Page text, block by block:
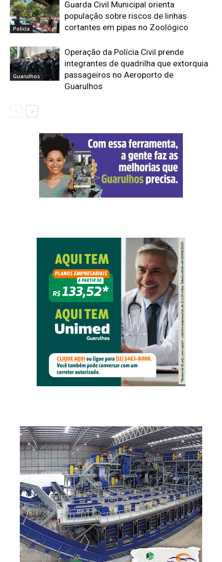
Polícia
Guarda Civil Municipal orienta
população sobre riscos de linhas
cortantes em pipas no Zoológico
Guarulhos
Operação da Polícia Civil prende
integrantes de quadrilha que extorquia
passageiros no Aeroporto de
Guarulhos